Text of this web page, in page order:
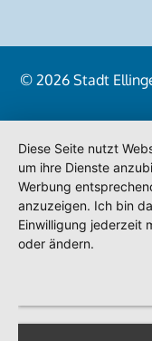
© 2026Stadt
Diese Seite nutzt
um ihre Dienste
Werbung
anzuzeigen. Ich bin
Einwilligung jederzeit
oder ändern.